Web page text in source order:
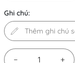
Ghi chú:
− +